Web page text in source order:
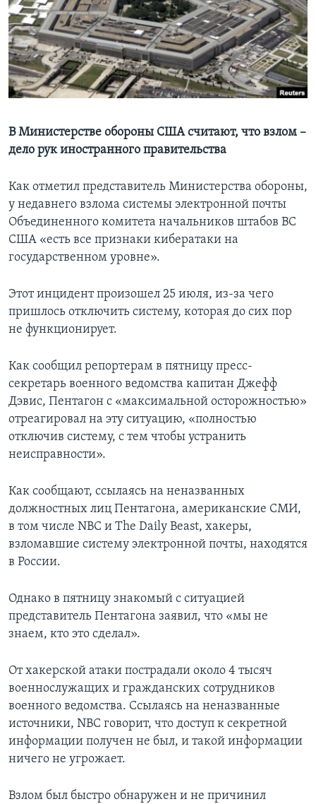
Learning English
СОЦИАЛЬНЫЕ СЕТИ
Языки
В Министерстве обороны США считают, что взлом –
дело рук иностранного правительства
Как отметил представитель Министерства обороны,
у недавнего взлома системы электронной почты
Объединенного комитета начальников штабов ВС
США «есть все признаки кибератаки на
государственном уровне».
Этот инцидент произошел 25 июля, из-за чего
пришлось отключить систему, которая до сих пор
не функционирует.
Как сообщил репортерам в пятницу пресс-
секретарь военного ведомства капитан Джефф
Дэвис, Пентагон с «максимальной осторожностью»
отреагировал на эту ситуацию, «полностью
отключив систему, с тем чтобы устранить
неисправности».
Как сообщают, ссылаясь на неназванных
должностных лиц Пентагона, американские СМИ,
в том числе NBC и The Daily Beast, хакеры,
взломавшие систему электронной почты, находятся
в России.
Однако в пятницу знакомый с ситуацией
представитель Пентагона заявил, что «мы не
знаем, кто это сделал».
От хакерской атаки пострадали около 4 тысяч
военнослужащих и гражданских сотрудников
военного ведомства. Ссылаясь на неназванные
источники, NBC говорит, что доступ к секретной
информации получен не был, и такой информации
ничего не угрожает.
Взлом был быстро обнаружен и не причинил